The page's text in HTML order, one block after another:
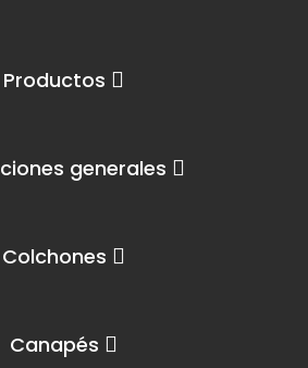
Productos
generales
Colchones
Canapés